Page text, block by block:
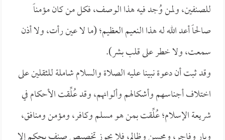
للصنفين، ولمن وُجد فيه هذا الوصف، فكل من كان مؤمناً
صالحاً أعد الله له هذا النعيم العظيم؛ (ما لا عين رأت، ولا أذن
سمعت، ولا خطر على قلب بشر).
وقد ثبت أن دعوة نبينا عليه الصلاة والسلام شاملة للثقلين على
اختلاف أجناسهم وأشكالهم وألوانهم، وقد عُلِّقت الأحكام في
شريعة الإسلام؛ عُلِّقت بمن هو مسلم وكافر، ومؤمن ومنافق،